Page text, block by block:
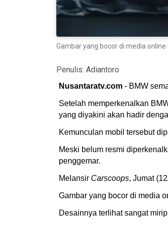
Gambar yang bocor di media
Penulis: Adiantoro
Nusantaratv.com - BMW
Setelah memperkenalkan
yang diyakini akan hadir
Kemunculan mobil tersebut
Meski belum resmi
penggemar.
Melansir Carscoops, Jumat
Gambar yang bocor di media
Desainnya terlihat sangat